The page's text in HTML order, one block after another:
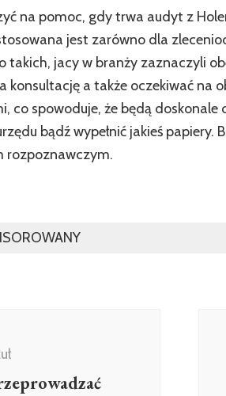
na pomoc, gdy trwa audyt z
jest zarówno dla
takich, jacy w branży zaznaczyli
konsultację a także oczekiwać na
co spowoduje, że będą doskonale
bądź wypełnić jakieś papiery.
rozpoznawczym.